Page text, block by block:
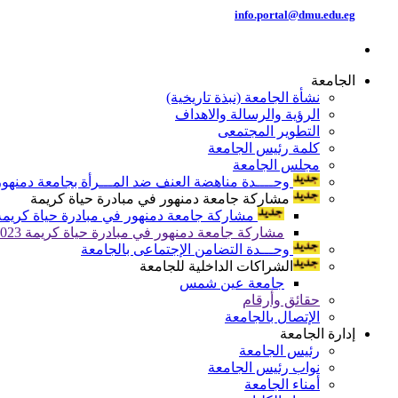
info.portal@dmu.edu.eg
الجامعة
نشأة الجامعة (نبذة تاريخية)
الرؤية والرسالة والاهداف
التطوير المجتمعى
كلمة رئيس الجامعة
مجلس الجامعة
وحــــدة مناهضة العنف ضد المـــرأة بجامعة
مشاركة جامعة دمنهور في مبادرة حياة كريمة
مشاركة جامعة دمنهور في مبادرة حياة كريمة
مشاركة جامعة دمنهور في مبادرة حياة كريمة 2023
وحـــدة التضامن الإجتماعى بالجامعة
الشراكات الداخلية للجامعة
جامعة عين شمس
حقائق وأرقام
الإتصال بالجامعة
إدارة الجامعة
رئيس الجامعة
نواب رئيس الجامعة
أمناء الجامعة